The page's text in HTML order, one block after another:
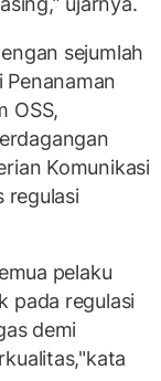
sejumlah
OSS,
Komunikasi
regulasi
pelaku
pada regulasi
demi